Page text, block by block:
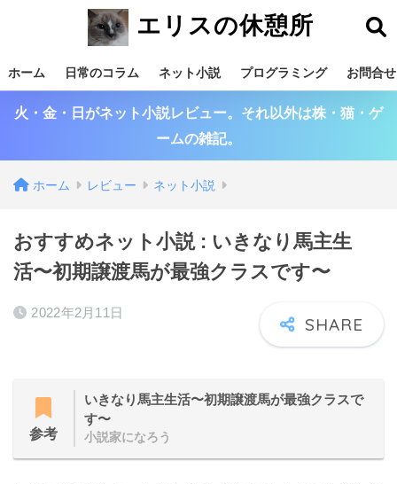
エリスの休憩所
ホーム 日常のコラム ネット小説 プログラミング お問合せ
火・金・日がネット小説レビュー。それ以外は株・猫・ゲ
ームの雑記。
ホーム レビュー ネット小説
おすすめネット小説 : いきなり馬主生
活〜初期譲渡馬が最強クラスです〜
2022年2月11日
参考
いきなり馬主生活〜初期譲渡馬が最強クラスで
す〜
小説家になろう